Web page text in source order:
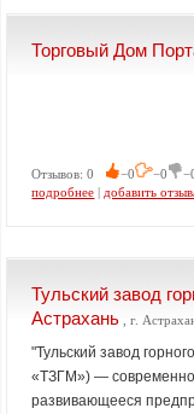
Торговый Дом
Отзывов: 0 −0 −0
подробнее | добавить
Тульский завод
Астрахань , г.
"Тульский завод
«ТЗГМ») —
развивающееся